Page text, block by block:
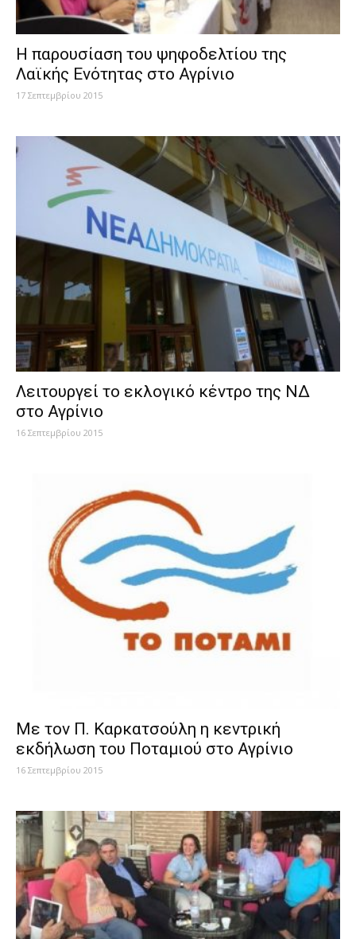
Η παρουσίαση του ψηφοδελτίου της
Λαϊκής Ενότητας στο Αγρίνιο
17 Σεπτεμβρίου 2015
Λειτουργεί το εκλογικό κέντρο της ΝΔ
στο Αγρίνιο
16 Σεπτεμβρίου 2015
Mε τον Π. Καρκατσούλη η κεντρική
εκδήλωση του Ποταμιού στο Αγρίνιο
16 Σεπτεμβρίου 2015